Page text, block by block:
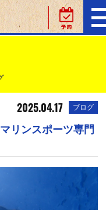
2025.04.17 ブログ
リンスポーツ専門